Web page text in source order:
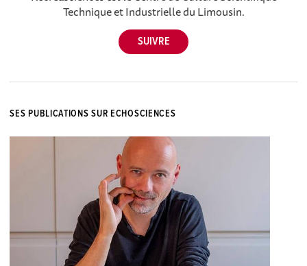
Technique et Industrielle du Limousin.
SES PUBLICATIONS SUR ECHOSCIENCES